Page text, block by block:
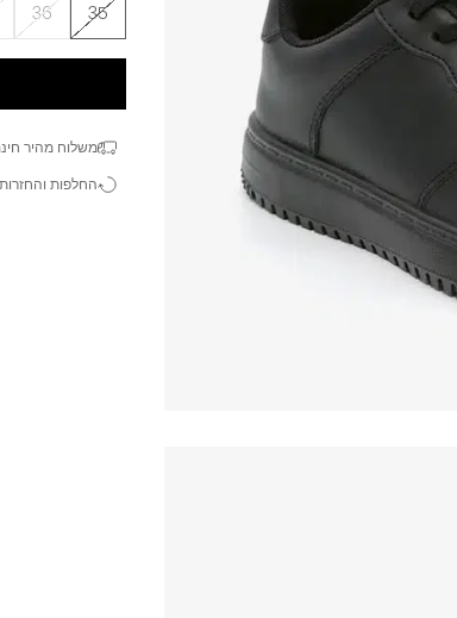
35
36
משלוח מהיר חינם
החלפות והחזרות ב 3 מסניפי